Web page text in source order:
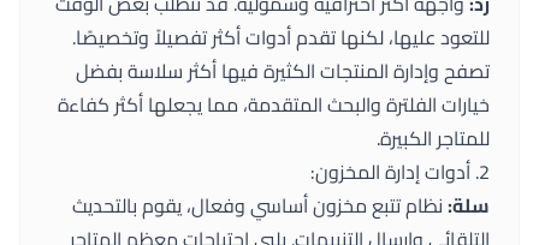
للتعود عليها، لكنها تقدم أدوات أكثر تفصيلاً وتخصيصًا.
تصفح وإدارة المنتجات الكثيرة فيها أكثر سلاسة بفضل
خيارات الفلترة والبحث المتقدمة، مما يجعلها أكثر كفاءة
للمتاجر الكبيرة.
2. أدوات إدارة المخزون:
سلة:نظام تتبع مخزون أساسي وفعال، يقوم بالتحديث